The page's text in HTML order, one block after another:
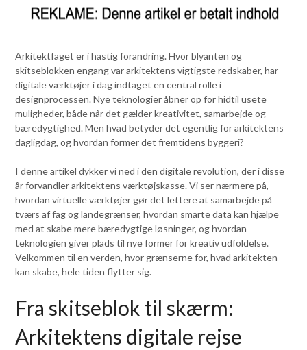
Arkitektfaget er i hastig forandring. Hvor blyanten og
skitseblokken engang var arkitektens vigtigste redskaber, har
digitale værktøjer i dag indtaget en central rolle i
designprocessen. Nye teknologier åbner op for hidtil usete
muligheder, både når det gælder kreativitet, samarbejde og
bæredygtighed. Men hvad betyder det egentlig for arkitektens
dagligdag, og hvordan former det fremtidens byggeri?
I denne artikel dykker vi ned i den digitale revolution, der i disse
år forvandler arkitektens værktøjskasse. Vi ser nærmere på,
hvordan virtuelle værktøjer gør det lettere at samarbejde på
tværs af fag og landegrænser, hvordan smarte data kan hjælpe
med at skabe mere bæredygtige løsninger, og hvordan
teknologien giver plads til nye former for kreativ udfoldelse.
Velkommen til en verden, hvor grænserne for, hvad arkitekten
kan skabe, hele tiden flytter sig.
Fra skitseblok til skærm:
Arkitektens digitale rejse